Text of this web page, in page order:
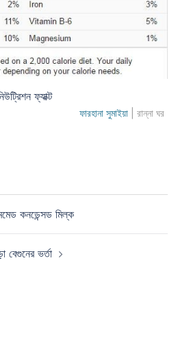
ফ্যাক্ট
ফারহানা সুমাইয়া | রান্না ঘর
কনডেন্সড মিল্ক
বেগুনের ভর্তা